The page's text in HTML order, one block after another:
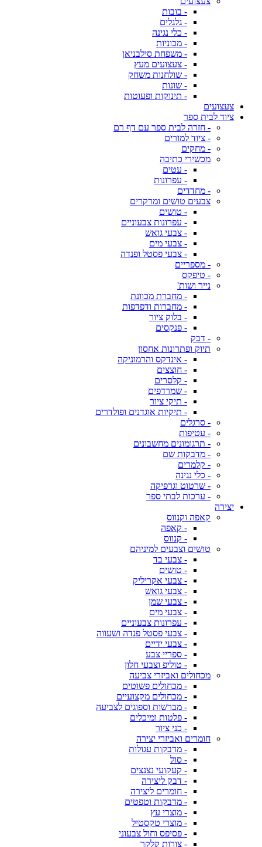
- בובות
- גלגלים
- כלי נגינה
- מכוניות
- משפחת סילבניאן
- צעצועים מעץ
- שולחנות משחק
- שונות
- תינוקות ופעוטות
צעצועים
ציוד לבית ספר
- חזרה לבית ספר עם דף רם
- ציוד למורים
- מחקים
מכשירי כתיבה
- עטים
- עפרונות
- מחדדים
צבעים טושים ומרקרים
- טושים
- עפרונות צבעוניים
- צבעי גואש
- צבעי מים
- צבעי פסטל ופנדה
- מספריים
- טיפקס
נייר ושות'
- מחברת מכוונת
- מחברות ודפדפות
- בלוק ציור
- פנקסים
- דבק
תיוק ופתרונות אחסון
- אינדקס והרמוניקה
- חוצצים
- קלסרים
- שמרדפים
- תיקי ציור
- תיקיות אוגדנים ופולדרים
- סרגלים
- עטיפות
- תרגומונים מחשבונים
- מדבקות שם
- קלמרים
- כלי נגינה
- שרטוט וגרפיקה
- ערכות לבתי ספר
יצירה
קאפה וקנווס
- קאפה
- קנווס
טושים וצבעים למיניהם
- צבעי בד
- טושים
- צבעי אקריליק
- צבעי גואש
- צבעי שמן
- צבעי מים
- עפרונות צבעוניים
- צבעי פסטל פנדה ושעווה
- צבעי ידיים
- ספריי צבע
- טוליפ וצבעי חלון
מכחולים ואביזרי צביעה
- מכחולים פשוטים
- מכחולים מקצועיים
- מברשות וספוגים לצביעה
- פלטות ומיכלים
- כני ציור
חומרים ואביזרי יצירה
- מדבקות עגולות
- סול
- קעקועי נצנצים
- דבק ליצירה
- חומרים ליצירה
- מדבקות וטפטים
- מוצרי עץ
- מוצרי טקסטיל
- פסיפס וחול צבעוני
- צורות קלקר